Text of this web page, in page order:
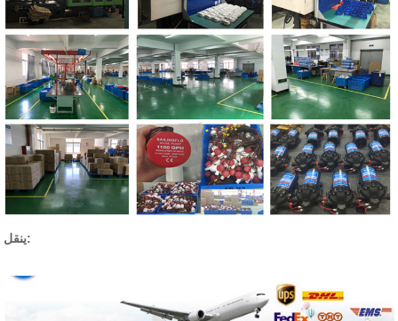
ينقل: